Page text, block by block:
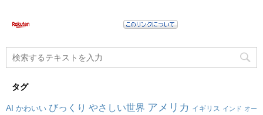
タグ
AI かわいい びっくり やさしい世界 アメリカ イギリス インド オー